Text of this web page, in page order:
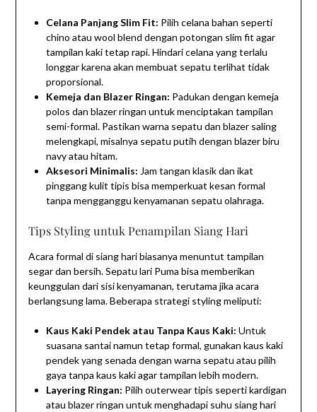
Celana Panjang Slim Fit: Pilih celana bahan seperti
chino atau wool blend dengan potongan slim fit agar
tampilan kaki tetap rapi. Hindari celana yang terlalu
longgar karena akan membuat sepatu terlihat tidak
proporsional.
Kemeja dan Blazer Ringan: Padukan dengan kemeja
polos dan blazer ringan untuk menciptakan tampilan
semi-formal. Pastikan warna sepatu dan blazer saling
melengkapi, misalnya sepatu putih dengan blazer biru
navy atau hitam.
Aksesori Minimalis: Jam tangan klasik dan ikat
pinggang kulit tipis bisa memperkuat kesan formal
tanpa mengganggu kenyamanan sepatu olahraga.
Tips Styling untuk Penampilan Siang Hari
Acara formal di siang hari biasanya menuntut tampilan
segar dan bersih. Sepatu lari Puma bisa memberikan
keunggulan dari sisi kenyamanan, terutama jika acara
berlangsung lama. Beberapa strategi styling meliputi:
Kaus Kaki Pendek atau Tanpa Kaus Kaki: Untuk
suasana santai namun tetap formal, gunakan kaus kaki
pendek yang senada dengan warna sepatu atau pilih
gaya tanpa kaus kaki agar tampilan lebih modern.
Layering Ringan: Pilih outerwear tipis seperti kardigan
atau blazer ringan untuk menghadapi suhu siang hari